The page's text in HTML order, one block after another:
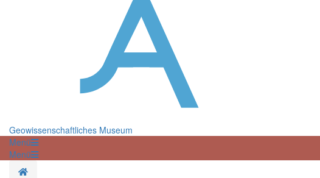
Geowissenschaftliches Museum
Menü
Menü
Startseite